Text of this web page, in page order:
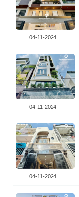
04-11-2024
04-11-2024
04-11-2024